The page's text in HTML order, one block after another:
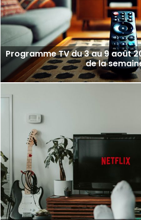
Programme TV du 3 au 9 août
de la